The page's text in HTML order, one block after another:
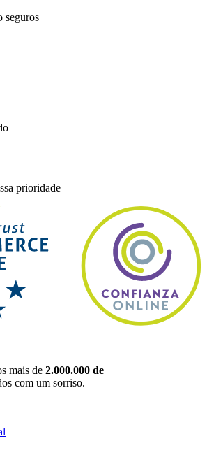
seguros
prioridade
mais de 2.000.000 de
com um sorriso.